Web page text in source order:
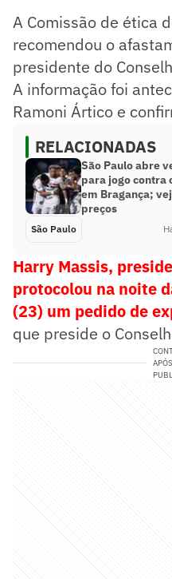
Ayres.
Afastamento será votado
Comissão de Ética.
Resumo supervisionado
A Comissão de ética
recomendou o
presidente do
A informação foi
Ramoni Ártico e
RELACIONADAS
São Paulo abre
para jogo contra
em Bragança;
preços
São Paulo
Harry Massis,
protocolou na noite
(23) um pedido de
que preside o